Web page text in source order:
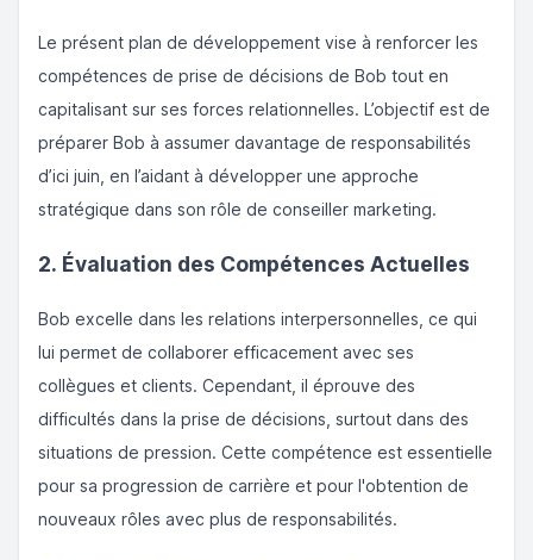
Le présent plan de développement vise à renforcer les
compétences de prise de décisions de Bob tout en
capitalisant sur ses forces relationnelles. L’objectif est de
préparer Bob à assumer davantage de responsabilités
d’ici juin, en l’aidant à développer une approche
stratégique dans son rôle de conseiller marketing.
2. Évaluation des Compétences Actuelles
Bob excelle dans les relations interpersonnelles, ce qui
lui permet de collaborer efficacement avec ses
collègues et clients. Cependant, il éprouve des
difficultés dans la prise de décisions, surtout dans des
situations de pression. Cette compétence est essentielle
pour sa progression de carrière et pour l'obtention de
nouveaux rôles avec plus de responsabilités.